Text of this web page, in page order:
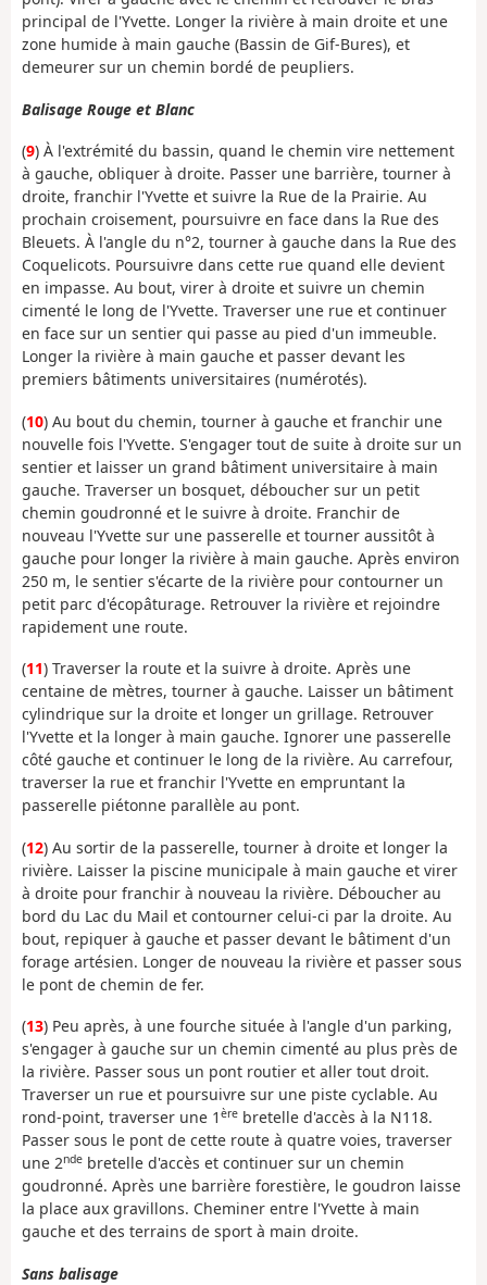
principal de l'Yvette. Longer la rivière à main droite et une
zone humide à main gauche (Bassin de Gif-Bures), et
demeurer sur un chemin bordé de peupliers.
Balisage Rouge et Blanc
(9) À l'extrémité du bassin, quand le chemin vire nettement
à gauche, obliquer à droite. Passer une barrière, tourner à
droite, franchir l'Yvette et suivre la Rue de la Prairie. Au
prochain croisement, poursuivre en face dans la Rue des
Bleuets. À l'angle du n°2, tourner à gauche dans la Rue des
Coquelicots. Poursuivre dans cette rue quand elle devient
en impasse. Au bout, virer à droite et suivre un chemin
cimenté le long de l'Yvette. Traverser une rue et continuer
en face sur un sentier qui passe au pied d'un immeuble.
Longer la rivière à main gauche et passer devant les
premiers bâtiments universitaires (numérotés).
(10) Au bout du chemin, tourner à gauche et franchir une
nouvelle fois l'Yvette. S'engager tout de suite à droite sur un
sentier et laisser un grand bâtiment universitaire à main
gauche. Traverser un bosquet, déboucher sur un petit
chemin goudronné et le suivre à droite. Franchir de
nouveau l'Yvette sur une passerelle et tourner aussitôt à
gauche pour longer la rivière à main gauche. Après environ
250 m, le sentier s'écarte de la rivière pour contourner un
petit parc d'écopâturage. Retrouver la rivière et rejoindre
rapidement une route.
(11) Traverser la route et la suivre à droite. Après une
centaine de mètres, tourner à gauche. Laisser un bâtiment
cylindrique sur la droite et longer un grillage. Retrouver
l'Yvette et la longer à main gauche. Ignorer une passerelle
côté gauche et continuer le long de la rivière. Au carrefour,
traverser la rue et franchir l'Yvette en empruntant la
passerelle piétonne parallèle au pont.
(12) Au sortir de la passerelle, tourner à droite et longer la
rivière. Laisser la piscine municipale à main gauche et virer
à droite pour franchir à nouveau la rivière. Déboucher au
bord du Lac du Mail et contourner celui-ci par la droite. Au
bout, repiquer à gauche et passer devant le bâtiment d'un
forage artésien. Longer de nouveau la rivière et passer sous
le pont de chemin de fer.
(13) Peu après, à une fourche située à l'angle d'un parking,
s'engager à gauche sur un chemin cimenté au plus près de
la rivière. Passer sous un pont routier et aller tout droit.
Traverser un rue et poursuivre sur une piste cyclable. Au
rond-point, traverser une 1 ère bretelle d'accès à la N118.
Passer sous le pont de cette route à quatre voies, traverser
une 2nde bretelle d'accès et continuer sur un chemin
goudronné. Après une barrière forestière, le goudron laisse
la place aux gravillons. Cheminer entre l'Yvette à main
gauche et des terrains de sport à main droite.
Sans balisage